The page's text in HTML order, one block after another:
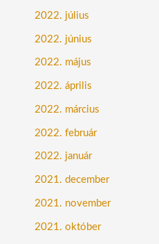
2022. július
2022. június
2022. május
2022. április
2022. március
2022. február
2022. január
2021. december
2021. november
2021. október